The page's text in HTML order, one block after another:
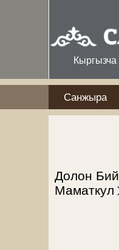
Кыргызча
Санжыра
Долон Бий
Маматкул